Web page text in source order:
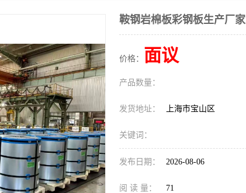
鞍钢岩棉板彩钢板生产厂家
价格： 面议
产品数量：
发货地址： 上海市宝山区
关键词：
发布日期： 2026-08-06
阅 读 量： 71